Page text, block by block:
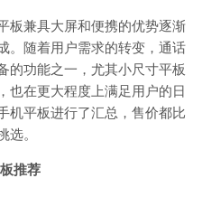
板兼具大屏和便携的优势逐渐
。随着用户需求的转变，通话
的功能之一，尤其小尺寸平板
也在更大程度上满足用户的日
机平板进行了汇总，售价都比
选。
推荐